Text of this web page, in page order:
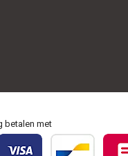
betalen met